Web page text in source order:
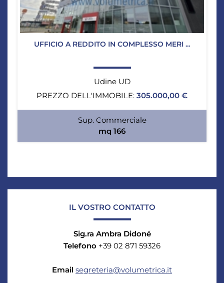
UFFICIO A REDDITO IN COMPLESSO MERI ...
Udine UD
PREZZO DELL'IMMOBILE: 305.000,00 €
Sup. Commerciale
mq 166
IL VOSTRO CONTATTO
Sig.ra Ambra Didoné
Telefono +39 02 871 59326
Email segreteria@volumetrica.it